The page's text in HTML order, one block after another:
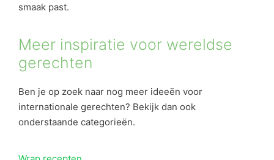
smaak past.
Meer inspiratie voor wereldse
gerechten
Ben je op zoek naar nog meer ideeën voor
internationale gerechten? Bekijk dan ook
onderstaande categorieën.